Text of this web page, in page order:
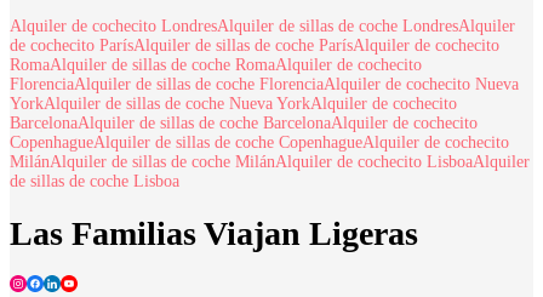
Alquiler de cochecito LondresAlquiler de sillas de coche LondresAlquiler
de cochecito ParísAlquiler de sillas de coche ParísAlquiler de cochecito
RomaAlquiler de sillas de coche RomaAlquiler de cochecito
FlorenciaAlquiler de sillas de coche FlorenciaAlquiler de cochecito Nueva
YorkAlquiler de sillas de coche Nueva YorkAlquiler de cochecito
BarcelonaAlquiler de sillas de coche BarcelonaAlquiler de cochecito
CopenhagueAlquiler de sillas de coche CopenhagueAlquiler de cochecito
MilánAlquiler de sillas de coche MilánAlquiler de cochecito LisboaAlquiler
de sillas de coche Lisboa
Las Familias Viajan Ligeras